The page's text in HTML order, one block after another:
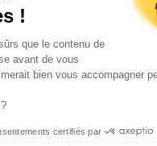
Mentions légales 2025-
!
que le contenu de
avant de vous
bien vous accompagner
certifiés par